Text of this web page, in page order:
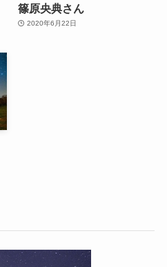
篠原央典さん
2020年6月22日